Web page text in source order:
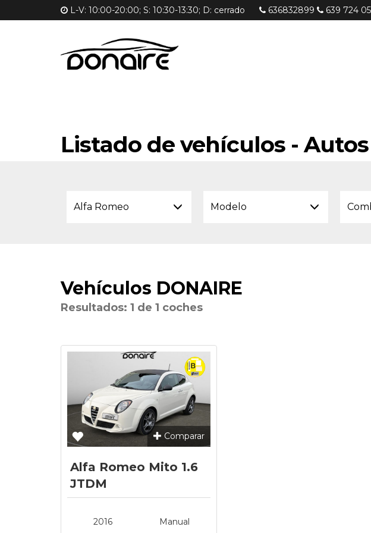
L-V: 10:00-20:00; S: 10:30-13:30; D: cerrado 636832899 639 724
Listado de vehículos -
Alfa Romeo Modelo
Vehículos DONAIRE
Resultados: 1 de 1 coches
Comparar
Alfa Romeo Mito 1.6
JTDM
2016
Manual